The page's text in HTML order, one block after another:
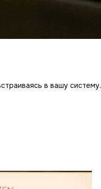
в вашу систему.